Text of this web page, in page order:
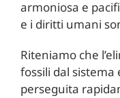
armoniosa e
e i diritti umani
Riteniamo che
fossili dal
perseguita